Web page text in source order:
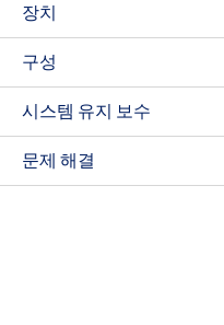
장치
구성
시스템 유지 보수
문제 해결